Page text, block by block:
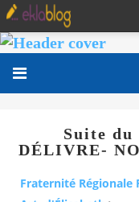
Suite du
DÉLIVRE-
Fraternité Régionale